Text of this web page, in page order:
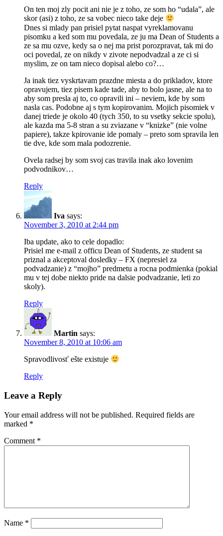
On ten moj zly pocit ani nie je z toho, ze som ho “udala”, ale
skor (asi) z toho, ze sa vobec nieco take deje
Dnes si mlady pan prisiel pytat naspat vyreklamovanu
pisomku a ked som mu povedala, ze ju ma Dean of Students a
ze sa mu ozve, kedy sa o nej ma prist porozpravat, tak mi do
oci povedal, ze on nikdy v zivote nepodvadzal a ze ci si
myslim, ze on tam nieco dopisal alebo co?…
Ja inak tiez vyskrtavam prazdne miesta a do prikladov, ktore
opravujem, tiez pisem kade tade, aby to bolo jasne, ale na to
aby som presla aj to, co opravili ini – neviem, kde by som
nasla cas. Podobne aj s tym kopirovanim. Mojich pisomiek v
danej triede je okolo 40 (tych 350, to su vsetky sekcie spolu),
ale kazda ma 5-8 stran a su zviazane v “knizke” (nie volne
papiere), takze kpirovanie ide pomaly – preto som spravila len
tie dve, kde som mala podozrenie.
Ovela radsej by som svoj cas travila inak ako lovenim
podvodnikov…
Reply
Iva says:
November 3, 2010 at 2:44 pm
Iba update, ako to cele dopadlo:
Prisiel me e-mail z officu Dean of Students, ze student sa
priznal a akceptoval dosledky – FX (nepresiel za
podvadzanie) z “mojho” predmetu a rocna podmienka (pokial
mu v tej dobe niekto pride na dalsie podvadzanie, leti zo
skoly).
Reply
Martin says:
November 8, 2010 at 10:06 am
Spravodlivosť ešte existuje
Reply
Leave a Reply
Your email address will not be published. Required fields are
marked *
Comment *
Name *